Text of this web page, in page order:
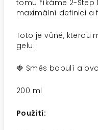
tomu říkáme 2-Step
maximální definici a
Toto je vůně, kterou
gelu:
🍓 Směs bobulí a
200 ml
Použití: